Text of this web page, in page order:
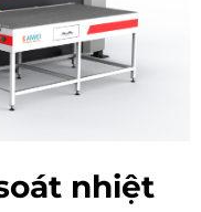
nhiệt